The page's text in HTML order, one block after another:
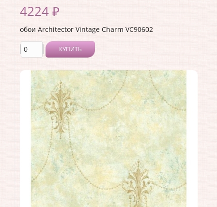
4224 ₽
обои Architector Vintage Charm VC90602
КУПИТЬ
Производитель:Architector
Коллекция:Vintage Charm
Длина рулона:
10.05
Ширина рулона: 0.53
Материал покрытия:
Акриловое
Страна:США
Материал основы:Бумага
53